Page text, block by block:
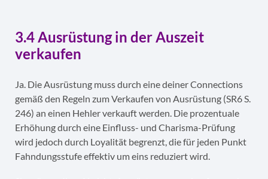
3.4 Ausrüstung in der Auszeit
verkaufen
Ja. Die Ausrüstung muss durch eine deiner Connections
gemäß den Regeln zum Verkaufen von Ausrüstung (SR6 S.
246) an einen Hehler verkauft werden. Die prozentuale
Erhöhung durch eine Einfluss- und Charisma-Prüfung
wird jedoch durch Loyalität begrenzt, die für jeden Punkt
Fahndungsstufe effektiv um eins reduziert wird.